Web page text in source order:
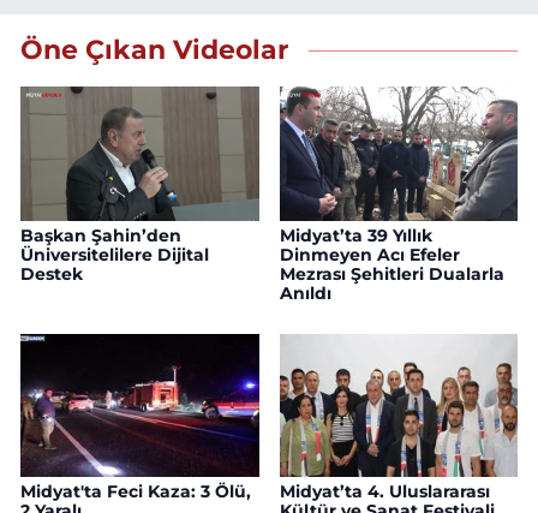
Öne Çıkan Videolar
Başkan Şahin’den
Üniversitelilere Dijital
Destek
Midyat’ta 39 Yıllık
Dinmeyen Acı Efeler
Mezrası Şehitleri Dualarla
Anıldı
Midyat'ta Feci Kaza: 3 Ölü,
Midyat’ta 4. Uluslararası